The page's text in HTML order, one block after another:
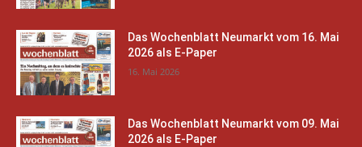
Das Wochenblatt Neumarkt vom 16. Mai
2026 als E-Paper
16. Mai 2026
Das Wochenblatt Neumarkt vom 09. Mai
2026 als E-Paper